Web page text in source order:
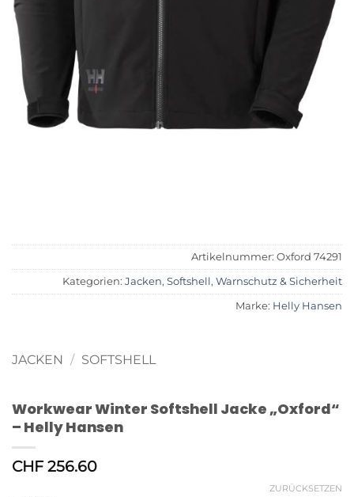
Artikelnummer: Oxford 74291
Kategorien: Jacken, Softshell , Warnschutz & Sicherheit
Marke: Helly Hansen
JACKEN / SOFTSHELL
Workwear Winter Softshell Jacke „Oxford“
– Helly Hansen
CHF 256.60
ZURÜCKSETZEN